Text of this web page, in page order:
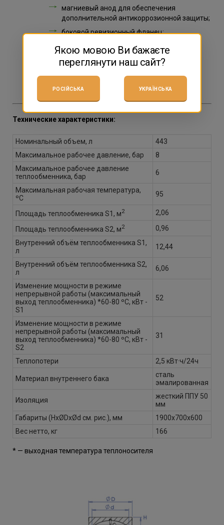
магниевый анод для обеспечения
дополнительной антикоррозионной защиты;
боковой ревизионный фланец;
качественная теплоизоляция из жесткого
пенополиуретана толщиной 50 мм;
отверстие для монтажа ТЭНа;
комплектуется термометром.
Технические характеристики:
Номинальный объем, л
443
Максимальное рабочее давление, бар
8
Максимальное рабочее давление
теплообменника, бар
6
Максимальная рабочая температура,
ºС
95
Площадь теплообменника S1, м2 2,06
Площадь теплообменника S2, м2
0,96
Внутренний объём теплообменника S1,
л
12,44
Внутренний объём теплообменника S2,
л
6,06
Изменение мощности в режиме
непрерывной работы (максимальный
выход теплообменника) *60-80 ºС, кВт -
S1
52
Изменение мощности в режиме
непрерывной работы (максимальный
выход теплообменника) *60-80 ºС, кВт -
S2
31
Теплопотери 2,5 кВт·ч/24ч
Материал внутреннего бака
сталь
эмалированная
Изоляция
жесткий ППУ 50
мм
Габариты (HxØDxØd см. рис.), мм
1900х700х600
Вес нетто, кг
166
* — выходная температура теплоносителя
Якою мовою Ви бажаєте
переглянути наш сайт?
РОСІЙСЬКА УКРАЇНСЬКА